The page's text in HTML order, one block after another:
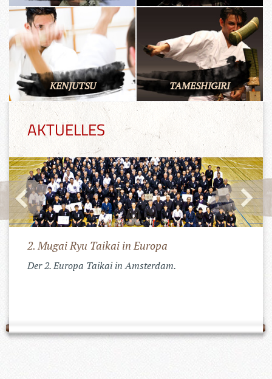
KENJUTSU TAMESHIGIRI
AKTUELLES
Seminare mit Niina Soke
Mugai Ryu, Genko Nito Ryu und Tosei Ryu Seminare